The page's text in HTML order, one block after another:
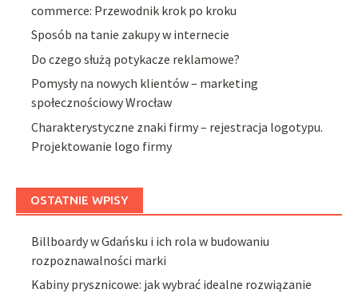
commerce: Przewodnik krok po kroku
Sposób na tanie zakupy w internecie
Do czego służą potykacze reklamowe?
Pomysły na nowych klientów – marketing
społecznościowy Wrocław
Charakterystyczne znaki firmy – rejestracja logotypu.
Projektowanie logo firmy
OSTATNIE WPISY
Billboardy w Gdańsku i ich rola w budowaniu
rozpoznawalności marki
Kabiny prysznicowe: jak wybrać idealne rozwiązanie